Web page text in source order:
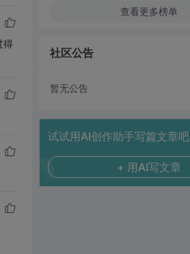
得
查看更多榜单
社区公告
暂无公告
试试用AI创作助手写篇文章吧
+ 用AI写文章